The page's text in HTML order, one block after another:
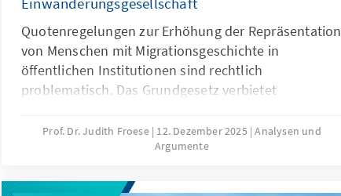
Quotenregelungen zur Erhöhung der Repräsentation
von Menschen mit Migrationsgeschichte in
öffentlichen Institutionen sind rechtlich
problematisch. Das Grundgesetz verbietet
zugunsten von Menschen mit Migrationsgeschichte
fehlt eine verfassungsrechtliche Grundlage. Das
eingewanderte Menschen sind nur zu Beginn
Prof. Dr. Judith Froese 12. Dezember 2025 Analysen und
Argumente